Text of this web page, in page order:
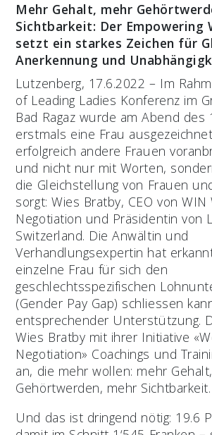
Mehr Gehalt, mehr
Sichtbarkeit: Der Empowering
setzt ein starkes Zeichen für
Anerkennung und
Lutzenberg, 17.6.2022 – Im
of Leading Ladies Konferenz im
Bad Ragaz wurde am Abend des
erstmals eine Frau
erfolgreich andere Frauen
und nicht nur mit Worten,
die Gleichstellung von Frauen
sorgt: Wies Bratby, CEO von WIN
Negotiation und Präsidentin von
Switzerland. Die Anwältin und
Verhandlungsexpertin hat
einzelne Frau für sich den
geschlechtsspezifischen
(Gender Pay Gap) schliessen
entsprechender Unterstützung.
Wies Bratby mit ihrer Initiative
Negotiation» Coachings und
an, die mehr wollen: mehr
Gehörtwerden, mehr Sichtbarkeit.
Und das ist dringend nötig: 19.6